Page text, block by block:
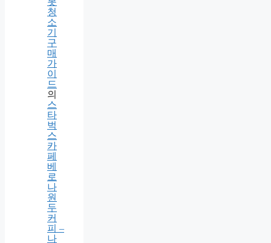
글
로
벌
라
이
프
로
봇
청
소
기
구
매
가
이
드
의
스
타
벅
스
카
페